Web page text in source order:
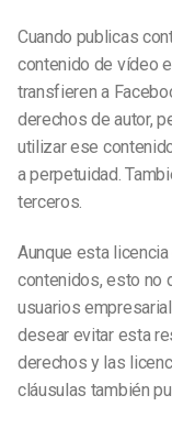
Cuando publicas
contenido de vídeo
transfieren a
derechos de autor,
utilizar ese
a perpetuidad.
terceros.
Aunque esta
contenidos, esto no
usuarios
desear evitar esta
derechos y las
cláusulas también